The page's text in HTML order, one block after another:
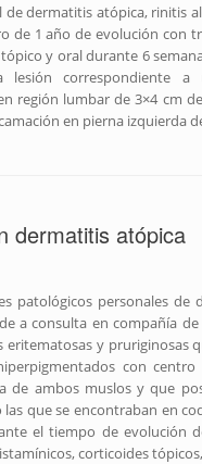
dermatitis atópica, rinitis
de 1 año de evolución con
y oral durante 6
lesión correspondiente
región lumbar de 3×4 cm
en pierna izquierda
dermatitis atópica
patológicos personales
a consulta en compañía
eritematosas y
con
de ambos muslos y que
que se encontraban en
el tiempo de evolución
corticoides